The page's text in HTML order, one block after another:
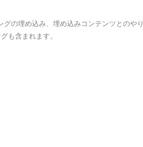
の埋め込み、埋め込みコンテンツとのや
も含まれます。